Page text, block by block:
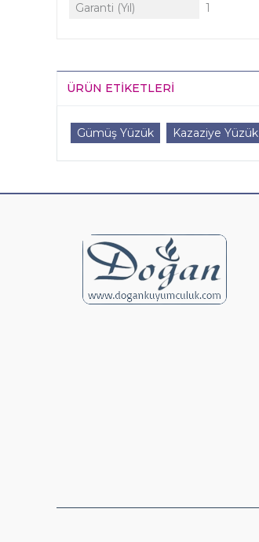
Garanti (Yıl)
1
ÜRÜN ETIKETLERI
Gümüş Yüzük Kazaziye Yüzük